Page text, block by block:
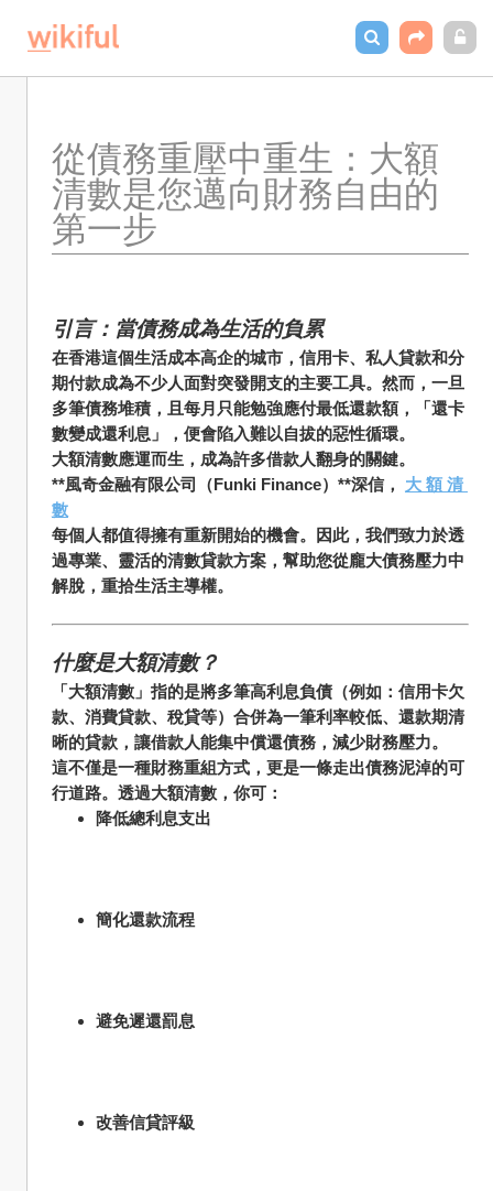
從債務重壓中重生：大額
清數是您邁向財務自由的
第一步
引言：當債務成為生活的負累
在香港這個生活成本高企的城市，信用卡、私人貸款和分
期付款成為不少人面對突發開支的主要工具。然而，一旦
多筆債務堆積，且每月只能勉強應付最低還款額，「還卡
數變成還利息」，便會陷入難以自拔的惡性循環。
大額清數應運而生，成為許多借款人翻身的關鍵。
**風奇金融有限公司（Funki Finance）**深信， 大 額 清
數
每個人都值得擁有重新開始的機會。因此，我們致力於透
過專業、靈活的清數貸款方案，幫助您從龐大債務壓力中
解脫，重拾生活主導權。
什麼是大額清數？
「大額清數」指的是將多筆高利息負債（例如：信用卡欠
款、消費貸款、稅貸等）合併為一筆利率較低、還款期清
晰的貸款，讓借款人能集中償還債務，減少財務壓力。
這不僅是一種財務重組方式，更是一條走出債務泥淖的可
行道路。透過大額清數，你可：
降低總利息支出
簡化還款流程
避免遲還罰息
改善信貸評級